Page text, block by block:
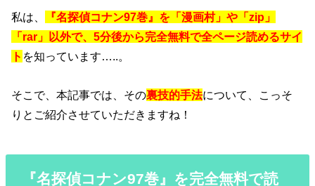
私は、
『名探偵コナン97巻』を「漫画村」や「zip」
「rar」以外で、5分後から完全無料で全ページ読めるサイ
ト を知っています…..。
そこで、本記事では、その裏技的手法について、こっそ
りとご紹介させていただきますね！
『名探偵コナン97巻』を完全無料で読